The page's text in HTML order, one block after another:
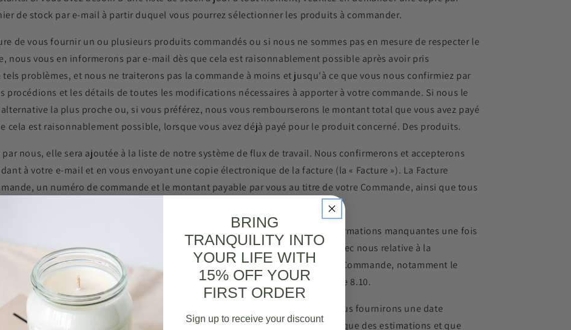
de stock par e-mail à partir duquel vous pourrez sélectionner les produits à commander.
de vous fournir un ou plusieurs produits commandés ou si nous ne sommes pas en mesure de respecter le
nous vous en informerons par e-mail dès que cela est raisonnablement possible après avoir pris
problèmes, et nous ne traiterons pas la commande à moins et jusqu'à ce que vous nous confirmiez par
procédions et les détails de toutes les modifications nécessaires à apporter à votre commande. Si nous le
la plus proche ou, si vous préférez, nous vous rembourserons le montant total que vous avez payé
cela est raisonnablement possible, lorsque vous avez déjà payé pour le produit concerné. Des produits.
nous, elle sera ajoutée à la liste de notre système de flux de travail. Nous confirmerons et accepterons
à votre e-mail et en vous envoyant une copie électronique de la facture (la « Facture »). La Facture
un numéro de commande et le montant payable par vous au titre de votre Commande, ainsi que tous
à votre Commande conformément à la clause 3.3 et/ou à la clause
sur la facture car nous ne serons pas responsables des erreurs ou des informations manquantes une fois
citer le numéro de commande dans toute correspondance ultérieure avec nous relative à la
les options qui s'offrent à vous pour effectuer le paiement de votre Commande, notamment le
de crédit ou de débit, virement bancaire ou chèque, conformément à la clause 8.10.
que les détails de la commande dont nous disposons sont corrects, nous vous fournirons une date
Veuillez noter que les dates d'expédition et/ou de livraison fournies ne sont que des estimations et que
BRING
TRANQUILITY INTO
YOUR LIFE WITH
15% OFF YOUR
FIRST ORDER
Sign up to receive your discount